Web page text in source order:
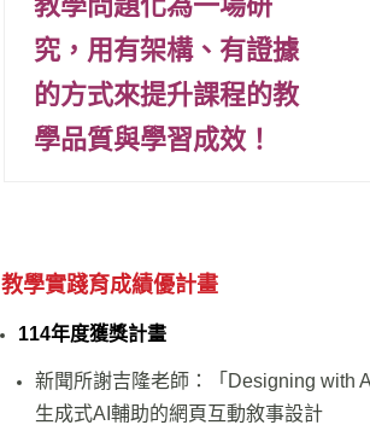
究， 用有架構、有證據
的方式來提升課程的教
學品質與學習成效！
教學實踐育成績優計畫
114年度獲獎計畫
新聞所謝吉隆老師：「Designing with
⽣成式AI輔助的網⾴互動敘事設計